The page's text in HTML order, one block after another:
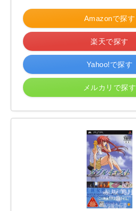
Amazonで探す
楽天で探す
Yahoo!で探す
メルカリで探す